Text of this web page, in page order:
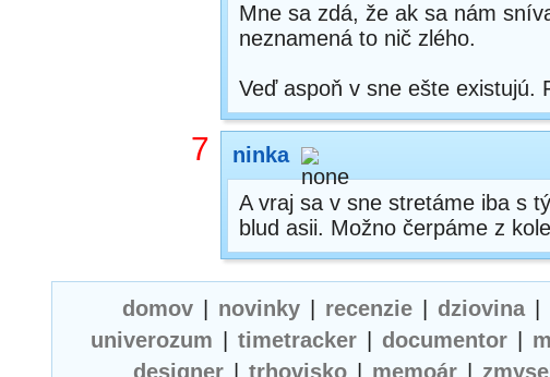
Mne sa zdá, že ak sa nám
neznamená to nič zlého.
Veď aspoň v sne ešte existujú.
7 ninka
A vraj sa v sne stretáme iba s
blud asii. Možno čerpáme z
domov novinky recenzie dziovina
univerozum
timetracker documentor
designer
trhovisko memoár